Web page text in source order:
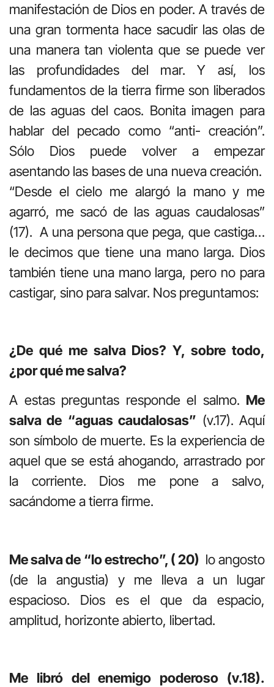
manifestación de Dios en poder. A través de
una gran tormenta hace sacudir las olas de
una manera tan violenta que se puede ver
las profundidades del mar. Y así, los
fundamentos de la tierra firme son liberados
de las aguas del caos. Bonita imagen para
hablar del pecado como “anti- creación”.
Sólo Dios puede volver a empezar
asentando las bases de una nueva creación.
“Desde el cielo me alargó la mano y me
agarró, me sacó de las aguas caudalosas”
(17). A una persona que pega, que castiga…
le decimos que tiene una mano larga. Dios
también tiene una mano larga, pero no para
castigar, sino para salvar. Nos preguntamos:
¿De qué me salva Dios? Y, sobre todo,
¿por qué me salva?
A estas preguntas responde el salmo. Me
salva de “aguas caudalosas” (v.17). Aquí
son símbolo de muerte. Es la experiencia de
aquel que se está ahogando, arrastrado por
la corriente. Dios me pone a salvo,
sacándome a tierra firme.
Me salva de “lo estrecho”, ( 20) lo angosto
(de la angustia) y me lleva a un lugar
espacioso. Dios es el que da espacio,
amplitud, horizonte abierto, libertad.
Me libró del enemigo poderoso (v.18).